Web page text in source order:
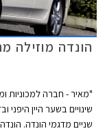
הונדה מוזילה
"מאיר - חברה למכוניות
שינויים בשער היין